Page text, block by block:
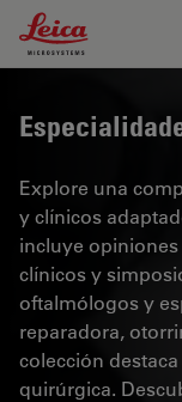
Leica
Explore una
y clínicos
incluye
clínicos y
oftalmólogos y
reparadora,
colección
quirúrgica.